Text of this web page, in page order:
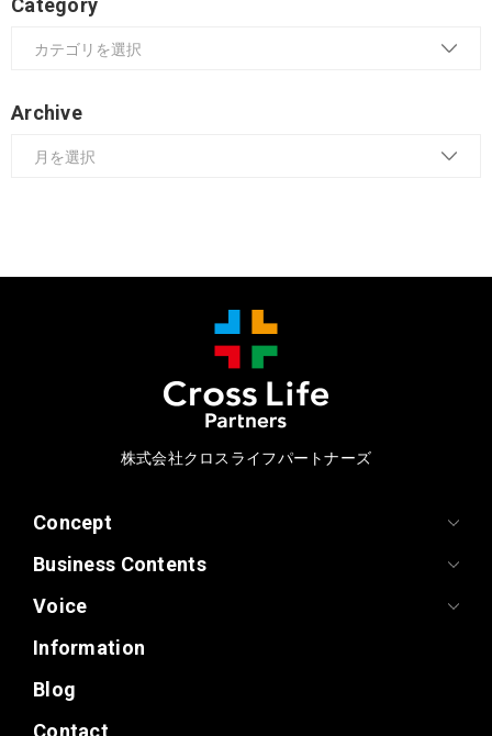
Category
Archive
株式会社クロスライフパートナーズ
Concept
Business Contents
Voice
Information
Blog
Contact